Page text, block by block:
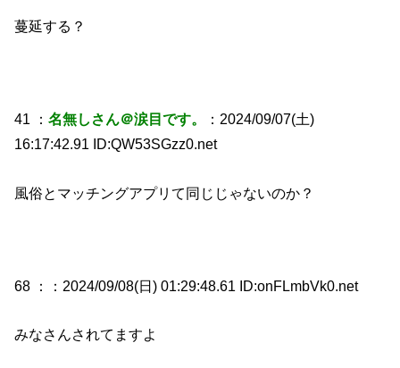
蔓延する？
41 ：名無しさん＠涙目です。
：2024/09/07(土)
16:17:42.91 ID:QW53SGzz0.net
風俗とマッチングアプリて同じじゃないのか？
68 ： ：2024/09/08(日) 01:29:48.61 ID:onFLmbVk0.net
みなさんされてますよ